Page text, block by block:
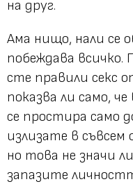
на друг.
Ама нищо, нали се
побеждава всичко.
сте правили секс
показва ли само,
се простира само
излизате в
но това не значи
запазите